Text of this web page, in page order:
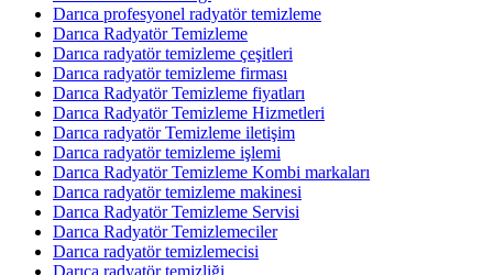
Darıca profesyonel radyatör temizleme
Darıca Radyatör Temizleme
Darıca radyatör temizleme çeşitleri
Darıca radyatör temizleme firması
Darıca Radyatör Temizleme fiyatları
Darıca Radyatör Temizleme Hizmetleri
Darıca radyatör Temizleme iletişim
Darıca radyatör temizleme işlemi
Darıca Radyatör Temizleme Kombi markaları
Darıca radyatör temizleme makinesi
Darıca Radyatör Temizleme Servisi
Darıca Radyatör Temizlemeciler
Darıca radyatör temizlemecisi
Darıca radyatör temizliği